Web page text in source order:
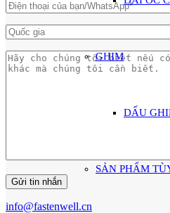
GHIM
DẤU
SẢN PHẨM
info@fastenwell.cn